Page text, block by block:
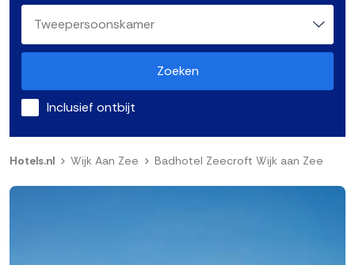
Zoeken
Inclusief ontbijt
Hotels.nl Wijk Aan Zee Badhotel Zeecroft Wijk aan Zee